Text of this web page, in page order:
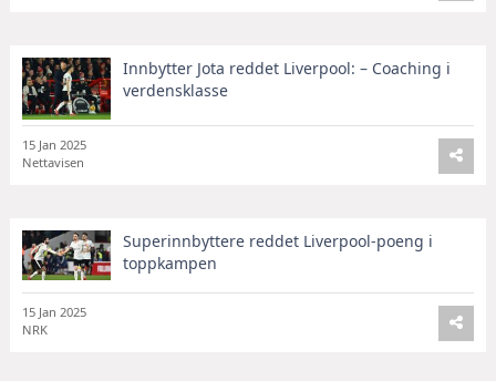
Innbytter Jota reddet Liverpool: – Coaching i
verdensklasse
15 Jan 2025
Nettavisen
Superinnbyttere reddet Liverpool-poeng i
toppkampen
15 Jan 2025
NRK